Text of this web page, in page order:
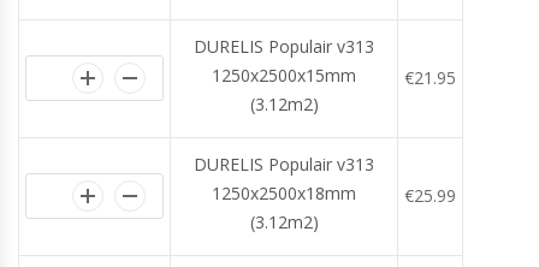
DURELIS Populair v313
1250x2500x15mm
(3.12m2)
€21.95
DURELIS Populair v313
1250x2500x18mm
(3.12m2)
€25.99